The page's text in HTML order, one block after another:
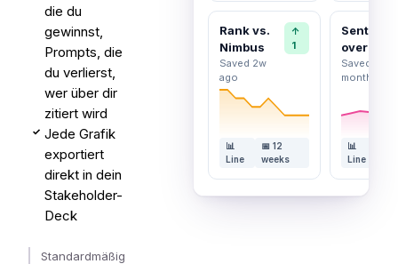
die du
gewinnst,
Prompts, die
du verlierst,
wer über dir
zitiert wird
✓ Jede Grafik
exportiert
direkt in dein
Stakeholder-
Deck
Standardmäßig
Rank vs.
Nimbus
Saved 2w
ago
↑
1
📊
Line
📅 12
weeks
over time
Saved last
month
📊
Line